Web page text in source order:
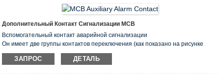
шунтирующий расцепитель сработает надежно и отключит автоматический
Дополнительный Контакт Сигнализации MCB
Вспомогательный контакт аварийной сигнализации
Он имеет две группы контактов переключения (как показано на рисунке
ниже), когда желтый индикатор находится в положении «», две группы
являются вспомогательными контактами, когда желтый индикатор
ЗАПРОС ДЕТАЛЬ